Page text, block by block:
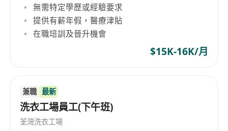
無需特定學歷或經驗要求
提供有薪年假，醫療津貼
在職培訓及晉升機會
$15K-16K/月
兼職 最新
洗衣工場員工(下午班)
荃灣洗衣工場